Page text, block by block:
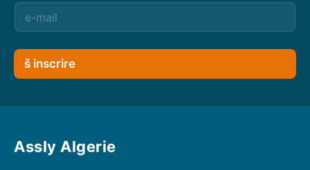
š inscrire
Assly Algerie